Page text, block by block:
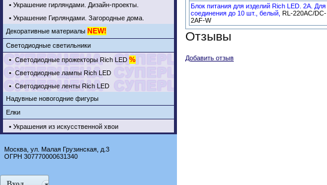
• Украшение гирляндами. Дизайн-проекты.
• Украшение Гирляндами. Загородные дома.
Декоративные материалы NEW!
Светодиодные светильники
•Светодиодные прожекторы Rich LED %
•Светодиодные лампы Rich LED
•Светодиодные ленты Rich LED
Надувные новогодние фигуры
Елки
• Украшения из искусственной хвои
Москва, ул. Малая Грузинская, д.3
ОГРН 307770000631340
Блок питания для изделий Rich LED. 2А. Для
соединения до 10 шт., белый, RL-220AC/DC-
2AF-W
Отзывы
Добавить отзыв